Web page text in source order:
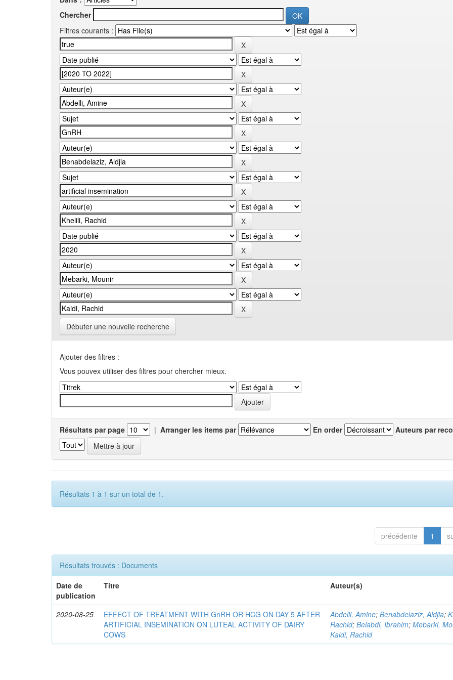
Chercher
Filtres courants :
Débuter une nouvelle recherche
Ajouter des filtres :
Vous pouvex utiliser des filtres pour chercher mieux.
Résultats par page | Arranger les items par En order Auteurs par
Résultats 1 à 1 sur un total de 1.
précédente 1
Résultats trouvés : Documents
Date de
publication
Titre Auteur(s)
2020-08-25
EFFECT OF TREATMENT WITH GnRH OR HCG ON DAY 5 AFTER
ARTIFICIAL INSEMINATION ON LUTEAL ACTIVITY OF DAIRY
COWS
Abdelli, Amine;Benabdelaziz, Aldjia;
Rachid;Belabdi, Ibrahim;Mebarki,
Kaidi, Rachid